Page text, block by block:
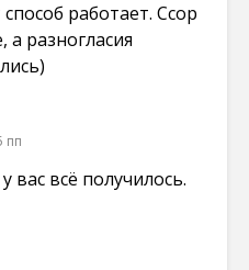
работает. Ссор
разногласия
пп
вас всё получилось.